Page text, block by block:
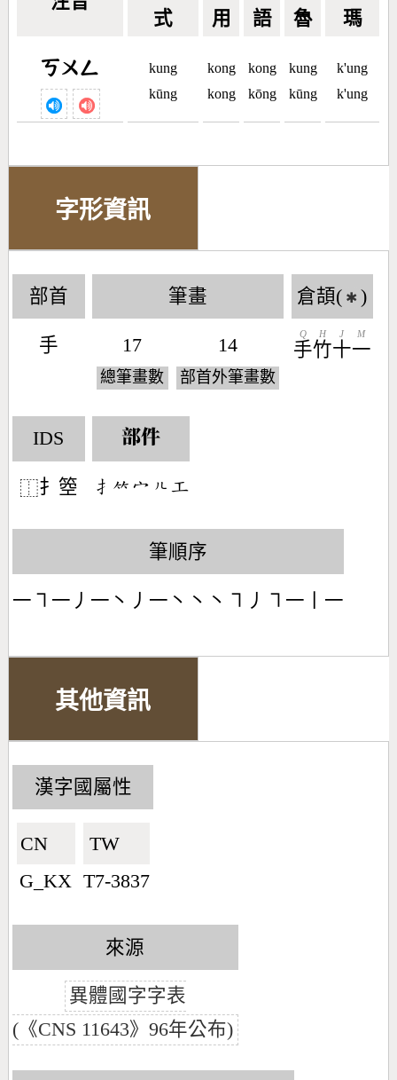
式 用 語 魯 瑪
ㄎㄨㄥ
kung
kūng
kong
kong
kong
kōng
kung
kūng
k'ung
k'ung
字形資訊
部首
手
筆畫
17
總筆畫數
14
部首外筆畫數
倉頡( ✱ )
手
Q
竹
H
十
J
一
M
IDS
⿰扌箜
部件
󶃛󶆆󶂊󶀱󶁥
筆順序
一㇕一丿一丶丿一丶丶丶㇕丿㇕一丨一
其他資訊
漢字國屬性
CN🇨🇳
G_KX
TW🇹🇼
T7-3837
來源
異體國字字表
(《CNS 11643》96年公布)